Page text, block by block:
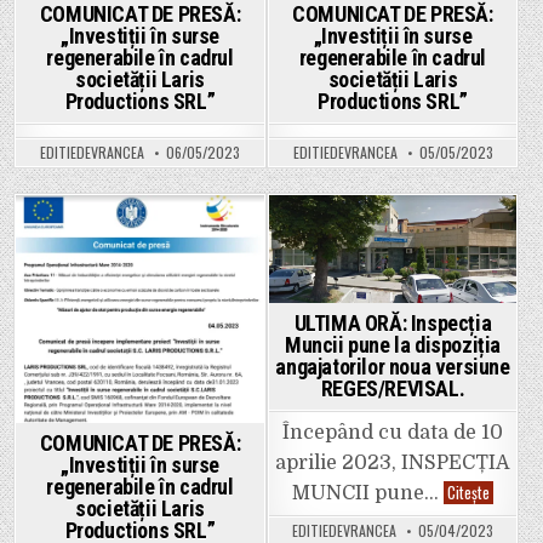
COMUNICAT DE PRESĂ:
„Investiții în surse
regenerabile în cadrul
societății Laris
Productions SRL”
EDITIEDEVRANCEA 06/05/2023
COMUNICAT DE PRESĂ:
„Investiții în surse
regenerabile în cadrul
societății Laris
Productions SRL”
EDITIEDEVRANCEA 05/05/2023
Posted
in
COMUNICAT DE PRESĂ:
„Investiții în surse
regenerabile în cadrul
societății Laris
Productions SRL”
Posted
in
ULTIMA ORĂ: Inspecția
Muncii pune la dispoziția
angajatorilor noua versiune
REGES/REVISAL.
Începând cu data de 10
aprilie 2023, INSPECȚIA
MUNCII pune… Citește ULTIMA
ORĂ:
Inspecția
EDITIEDEVRANCEA 05/04/2023